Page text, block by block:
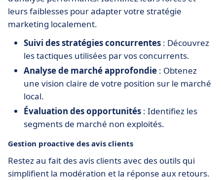
leurs faiblesses pour adapter votre stratégie
marketing localement.
Suivi des stratégies concurrentes : Découvrez
les tactiques utilisées par vos concurrents.
Analyse de marché approfondie : Obtenez
une vision claire de votre position sur le marché
local.
Évaluation des opportunités : Identifiez les
segments de marché non exploités.
Gestion proactive des avis clients
Restez au fait des avis clients avec des outils qui
simplifient la modération et la réponse aux retours.